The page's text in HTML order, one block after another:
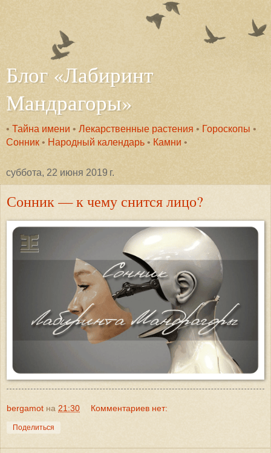
Блог «Лабиринт
Мандрагоры»
• Тайна имени • Лекарственные растения • Гороскопы •
Сонник • Народный календарь • Камни •
суббота, 22 июня 2019 г.
Сонник — к чему снится лицо?
bergamot на 21:30 Комментариев нет:
Поделиться